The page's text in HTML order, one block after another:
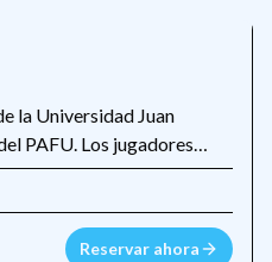
la Universidad Juan
PAFU. Los jugadores
y pelotitas.
Reservar ahora